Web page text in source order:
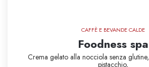
CAFFÈ E BEVANDE CALDE
Foodness spa
Crema gelato alla nocciola senza glutine,
pistacchio,